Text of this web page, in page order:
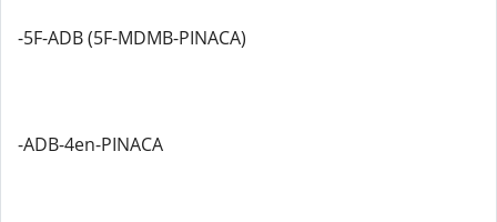
-5F-ADB (5F-MDMB-PINACA)
-ADB-4en-PINACA